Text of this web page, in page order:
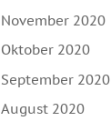
November 2020
Oktober 2020
September 2020
August 2020